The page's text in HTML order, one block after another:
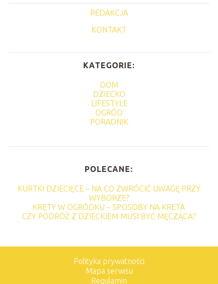
REDAKCJA
KONTAKT
KATEGORIE:
DOM
DZIECKO
LIFESTYLE
OGRÓD
PORADNIK
POLECANE:
KURTKI DZIECIĘCE – NA CO ZWRÓCIĆ UWAGĘ PRZY
WYBORZE?
KRETY W OGRÓDKU – SPOSOBY NA KRETA
CZY PODRÓŻ Z DZIECKIEM MUSI BYĆ MĘCZĄCA?
Polityka prywatności
Mapa serwisu
Regulamin